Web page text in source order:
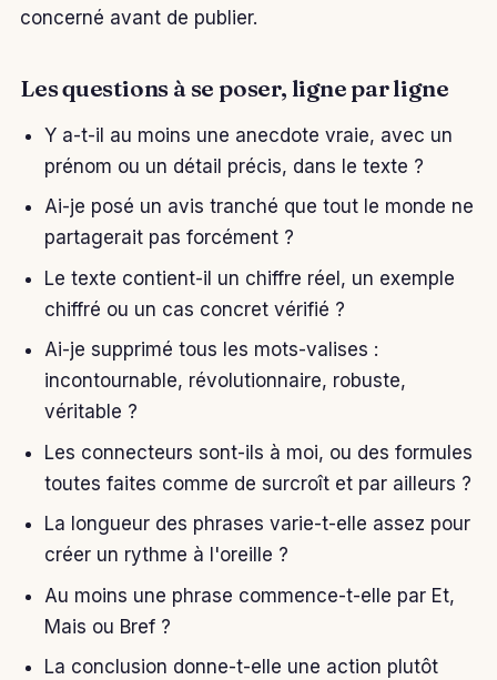
concerné avant de publier.
Les questions à se poser, ligne par ligne
Y a-t-il au moins une anecdote vraie, avec un
prénom ou un détail précis, dans le texte ?
Ai-je posé un avis tranché que tout le monde ne
partagerait pas forcément ?
Le texte contient-il un chiffre réel, un exemple
chiffré ou un cas concret vérifié ?
Ai-je supprimé tous les mots-valises :
incontournable, révolutionnaire, robuste,
véritable ?
Les connecteurs sont-ils à moi, ou des formules
toutes faites comme de surcroît et par ailleurs ?
La longueur des phrases varie-t-elle assez pour
créer un rythme à l'oreille ?
Au moins une phrase commence-t-elle par Et,
Mais ou Bref ?
La conclusion donne-t-elle une action plutôt